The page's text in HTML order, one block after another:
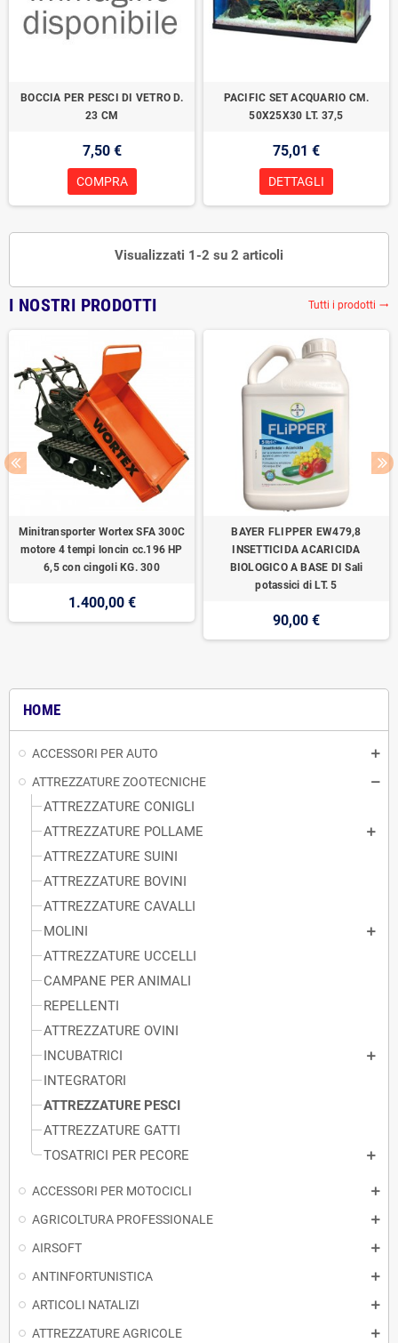
HOME
ACCESSORI PER AUTO
ATTREZZATURE ZOOTECNICHE
ATTREZZATURE CONIGLI
ATTREZZATURE POLLAME
ATTREZZATURE SUINI
ATTREZZATURE BOVINI
ATTREZZATURE CAVALLI
MOLINI
ATTREZZATURE UCCELLI
CAMPANE PER ANIMALI
REPELLENTI
ATTREZZATURE OVINI
INCUBATRICI
INTEGRATORI
ATTREZZATURE PESCI
ATTREZZATURE GATTI
TOSATRICI PER PECORE
ACCESSORI PER MOTOCICLI
AGRICOLTURA PROFESSIONALE
AIRSOFT
ANTINFORTUNISTICA
ARTICOLI NATALIZI
ATTREZZATURE AGRICOLE
BOCCIA PER PESCI DI VETRO D.
23 CM
7,50 €
COMPRA
PACIFIC SET ACQUARIO CM.
50X25X30 LT. 37,5
75,01 €
DETTAGLI
Visualizzati 1-2 su 2 articoli
I NOSTRI PRODOTTI Tutti i prodotti trending_flat
Minitransporter Wortex SFA 300C
motore 4 tempi loncin cc.196 HP
6,5 con cingoli KG. 300
1.400,00 €
BAYER FLIPPER EW479,8
INSETTICIDA ACARICIDA
BIOLOGICO A BASE DI Sali
potassici di LT. 5
90,00 €